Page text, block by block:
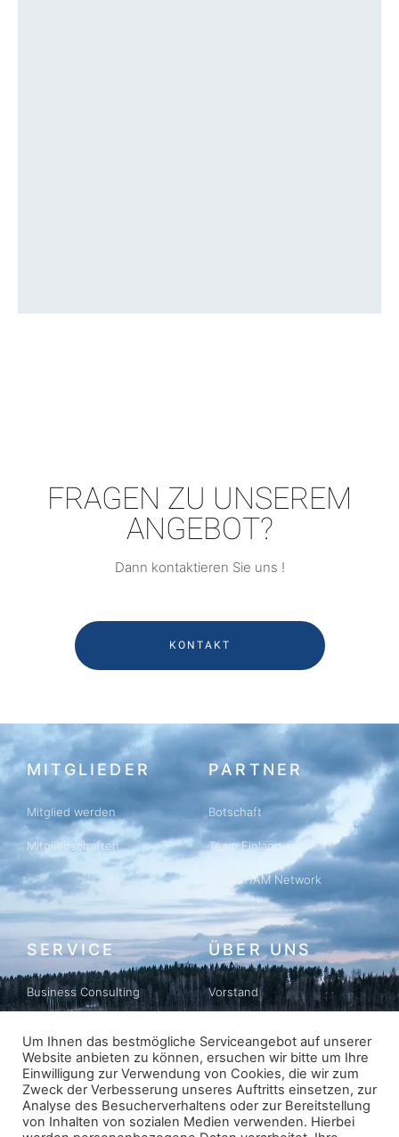
FRAGEN ZU UNSEREM
ANGEBOT?
Dann kontaktieren Sie uns !
KONTAKT
MITGLIEDER
Mitglied werden
Mitgliedschaften
PARTNER
Botschaft
Team Finland
FINNCHAM Network
SERVICE
Business Consulting
Newsletter
ÜBER UNS
Vorstand
Datenschutz
Impressum
Um Ihnen das bestmögliche Serviceangebot auf unserer
Website anbieten zu können, ersuchen wir bitte um Ihre
Einwilligung zur Verwendung von Cookies, die wir zum
Zweck der Verbesserung unseres Auftritts einsetzen, zur
Analyse des Besucherverhaltens oder zur Bereitstellung
von Inhalten von sozialen Medien verwenden. Hierbei